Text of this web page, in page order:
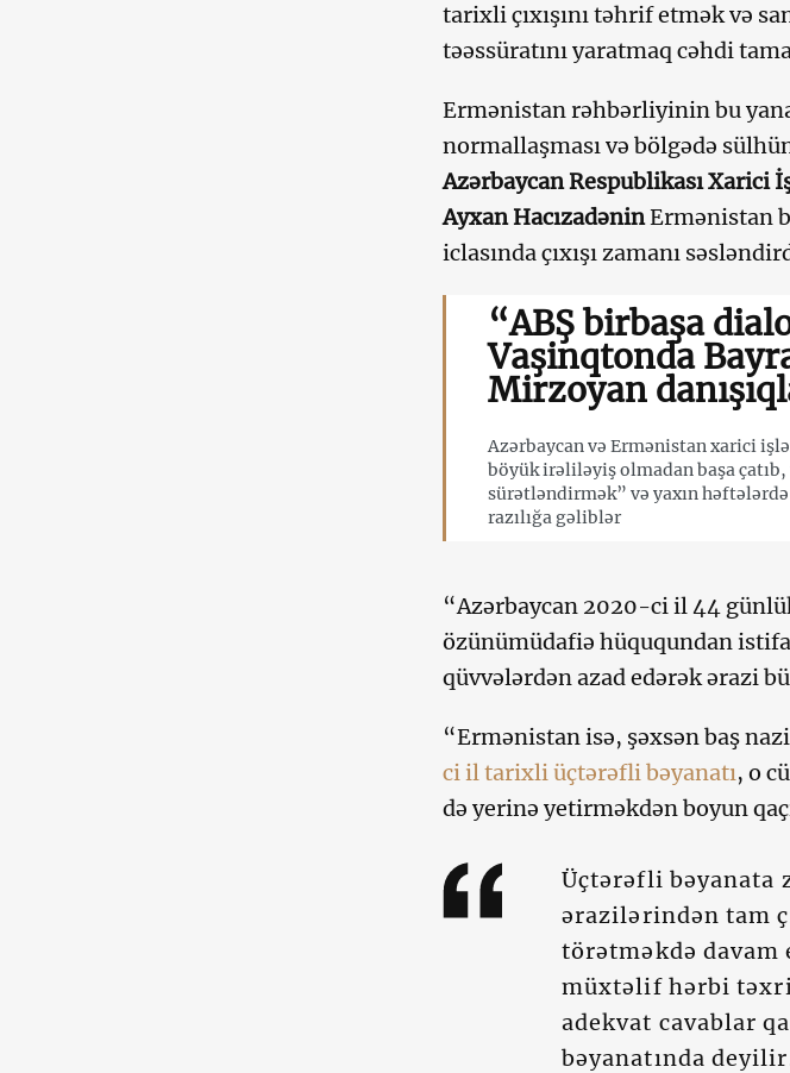
tarixli çıxışını təhrif etmək və
təəssüratını yaratmaq cəhdi
Ermənistan rəhbərliyinin bu
normallaşması və bölgədə
Azərbaycan Respublikası
Ayxan HacızadəninErmənistan
iclasında çıxışı zamanı
“ABŞ birbaşa
Vaşinqtonda
Mirzoyan
Azərbaycan və Ermənistan xarici
böyük irəliləyiş olmadan başa çatıb,
sürətləndirmək” və yaxın
razılığa gəliblər
“Azərbaycan 2020-ci il 44
özünümüdafiə hüququndan
qüvvələrdən azad edərək ərazi
“Ermənistan isə, şəxsən baş
ci il tarixli üçtərəfli bəyanatı, o
də yerinə yetirməkdən boyun
Üçtərəfli bəyanata
ərazilərindən tam
törətməkdə
müxtəlif hərbi
adekvat cavablar
bəyanatında